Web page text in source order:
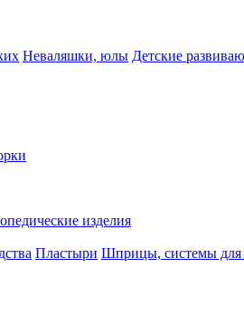
Неваляшки, юлы Детские
изделия
Пластыри Шприцы, системы для